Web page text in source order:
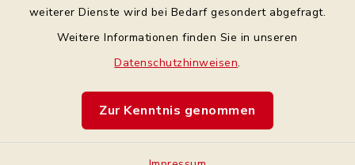
weiterer Dienste wird bei Bedarf gesondert abgefragt.
Weitere Informationen finden Sie in unseren
Datenschutzhinweisen.
Zur Kenntnis genommen
Barrierefreiheit
Impressum